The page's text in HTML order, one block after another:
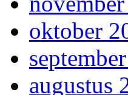
oktober
augustus